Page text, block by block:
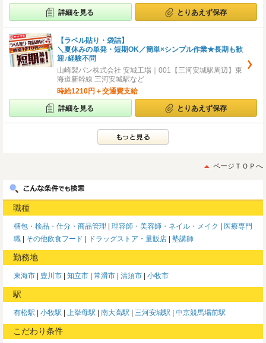
詳細を見る とりあえず保存
【ラベル貼り・袋詰】
＼夏休みの単発・短期OK／簡単×シンプル作業★長期も歓
迎♪経験不問
山崎製パン株式会社 安城工場｜001【三河安城駅周辺】東
海道新幹線 三河安城駅など
時給1210円＋交通費支給
詳細を見る とりあえず保存
ページＴＯＰへ
職種
梱包・検品・仕分・商品管理 理容師・美容師・ネイル・メイク
医療専門
職
その他飲食フード ドラッグストア・量販店 塾講師
勤務地
東海市 豊川市 知立市 常滑市 清須市 小牧市
駅
有松駅 小牧駅 上挙母駅 南大高駅 三河安城駅 中京競馬場前駅
こだわり条件